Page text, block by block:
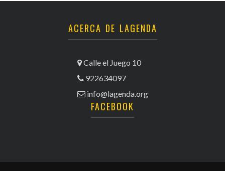
ACERCA DE LAGENDA
Calle el Juego 10
922634097
info@lagenda.org
FACEBOOK